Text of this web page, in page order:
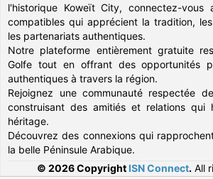
l'historique Koweït City, connectez-vous
compatibles qui apprécient la tradition,
les partenariats authentiques.
Notre plateforme entièrement gratuite
Golfe tout en offrant des opportunités
authentiques à travers la région.
Rejoignez une communauté respectée
construisant des amitiés et relations qui
héritage.
Découvrez des connexions qui
la belle Péninsule Arabique.
© 2026 Copyright ISN Connect. All